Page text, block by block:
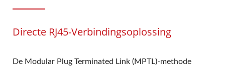
Directe RJ45-Verbindingsoplossing
De Modular Plug Terminated Link (MPTL)-methode